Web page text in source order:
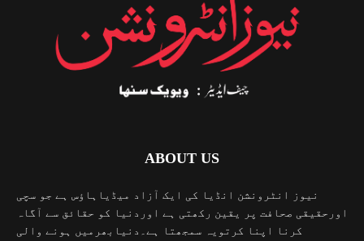
ABOUT US
نیوز انٹرونشن انڈیا کی ایک آزاد میڈیاہاؤس ہے جو سچی
اورحقیقی صحافت پر یقین رکھتی ہے اوردنیا کو حقائق سے آگاہ
کرنا اپنا کرتویہ سمجھتا ہے۔دنیابھرمیں ہونے والی